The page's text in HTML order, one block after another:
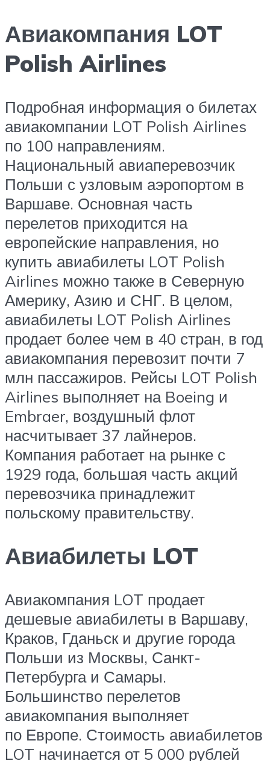
Авиакомпания LOT
Polish Airlines
Подробная информация о билетах
авиакомпании LOT Polish Airlines
по 100 направлениям.
Национальный авиаперевозчик
Польши с узловым аэропортом в
Варшаве. Основная часть
перелетов приходится на
европейские направления, но
купить авиабилеты LOT Polish
Airlines можно также в Северную
Америку, Азию и СНГ. В целом,
авиабилеты LOT Polish Airlines
продает более чем в 40 стран, в год
авиакомпания перевозит почти 7
млн пассажиров. Рейсы LOT Polish
Airlines выполняет на Boeing и
Embraer, воздушный флот
насчитывает 37 лайнеров.
Компания работает на рынке с
1929 года, большая часть акций
перевозчика принадлежит
польскому правительству.
Авиабилеты LOT
Авиакомпания LOT продает
дешевые авиабилеты в Варшаву,
Краков, Гданьск и другие города
Польши из Москвы, Санкт-
Петербурга и Самары.
Большинство перелетов
авиакомпания выполняет
по Европе. Стоимость авиабилетов
LOT начинается от 5 000 рублей